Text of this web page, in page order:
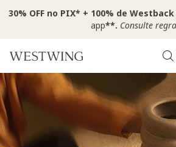
30% OFF no PIX* + 100% de Westback
app**. Consulte